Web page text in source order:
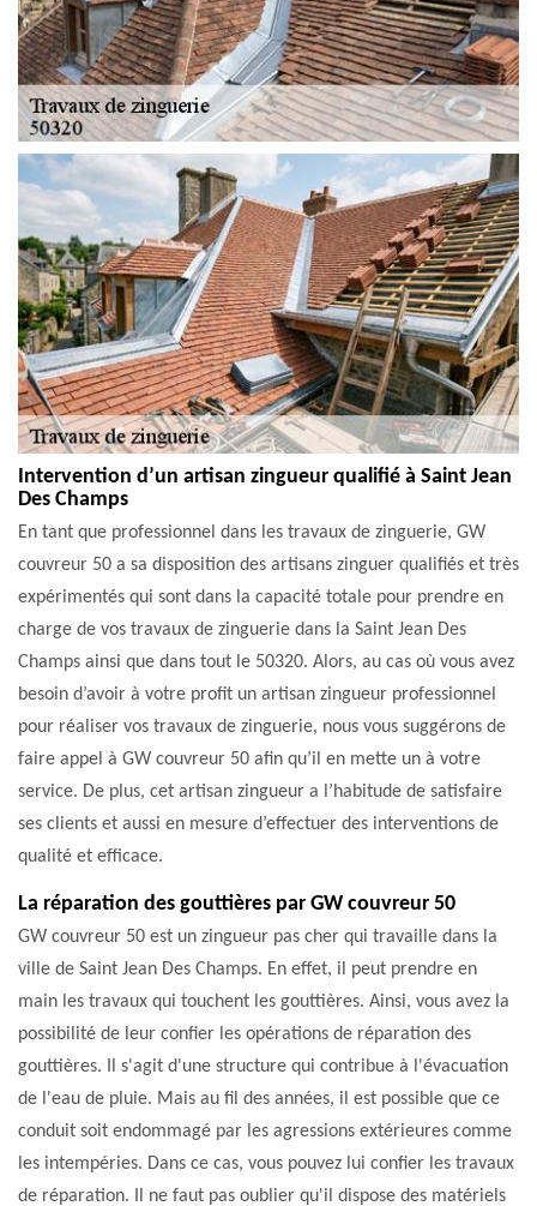
Intervention d’un artisan zingueur qualifié à Saint Jean
Des Champs
En tant que professionnel dans les travaux de zinguerie, GW
couvreur 50 a sa disposition des artisans zinguer qualifiés et très
expérimentés qui sont dans la capacité totale pour prendre en
charge de vos travaux de zinguerie dans la Saint Jean Des
Champs ainsi que dans tout le 50320. Alors, au cas où vous avez
besoin d’avoir à votre profit un artisan zingueur professionnel
pour réaliser vos travaux de zinguerie, nous vous suggérons de
faire appel à GW couvreur 50 afin qu’il en mette un à votre
service. De plus, cet artisan zingueur a l’habitude de satisfaire
ses clients et aussi en mesure d’effectuer des interventions de
qualité et efficace.
La réparation des gouttières par GW couvreur 50
GW couvreur 50 est un zingueur pas cher qui travaille dans la
ville de Saint Jean Des Champs. En effet, il peut prendre en
main les travaux qui touchent les gouttières. Ainsi, vous avez la
possibilité de leur confier les opérations de réparation des
gouttières. Il s'agit d'une structure qui contribue à l'évacuation
de l'eau de pluie. Mais au fil des années, il est possible que ce
conduit soit endommagé par les agressions extérieures comme
les intempéries. Dans ce cas, vous pouvez lui confier les travaux
de réparation. Il ne faut pas oublier qu'il dispose des matériels